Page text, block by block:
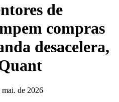
de
compras
desacelera,
mai. de 2026